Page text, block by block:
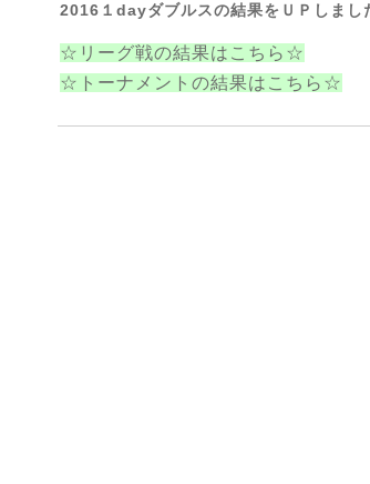
2016１dayダブルスの結果をＵＰしまし
☆リーグ戦の結果はこちら☆
☆トーナメントの結果はこちら☆